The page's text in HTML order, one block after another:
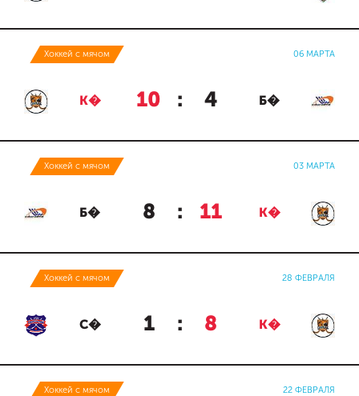
Хоккей с мячом 06 МАРТА
К� 10 : 4 Б�
Хоккей с мячом 03 МАРТА
Б� 8 : 11 К�
Хоккей с мячом 28 ФЕВРАЛЯ
С� 1 : 8 К�
Хоккей с мячом 22 ФЕВРАЛЯ